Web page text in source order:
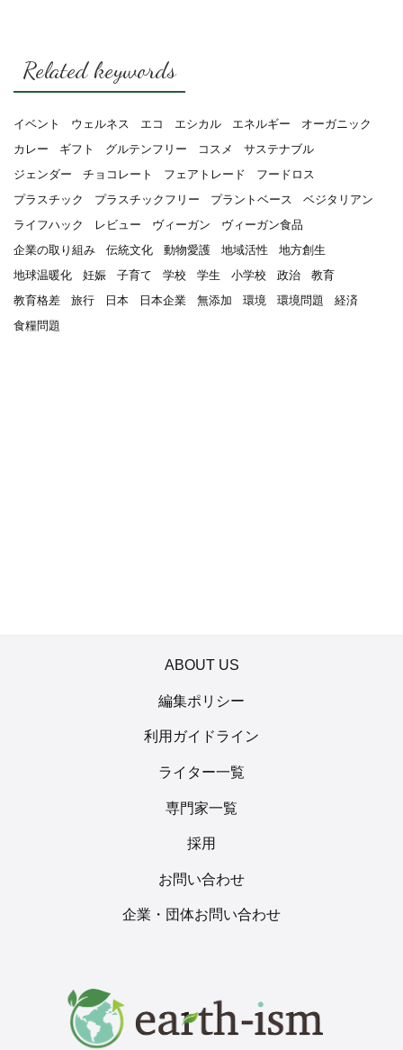
Related keywords
イベント ウェルネス エコ エシカル エネルギー
オーガニック
カレー
ギフト グルテンフリー コスメ
サステナブル
ジェンダー
チョコレート フェアトレード
フードロス
プラスチック
プラスチックフリー プラントベース
ベジタリアン
ライフハック
レビュー ヴィーガン
ヴィーガン食品
企業の取り組み
伝統文化 動物愛護 地域活性
地方創生
地球温暖化
妊娠 子育て 学校 学生 小学校 政治
教育
教育格差
旅行 日本 日本企業 無添加 環境 環境問題
経済
食糧問題
ABOUT US
編集ポリシー
利用ガイドライン
ライター一覧
専門家一覧
採用
お問い合わせ
企業・団体お問い合わせ